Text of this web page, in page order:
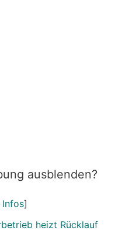
ausblenden?
Infos]
heizt Rücklauf